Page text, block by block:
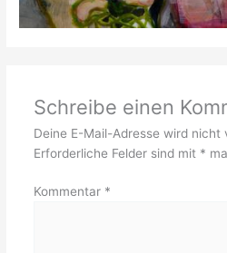
Schreibe einen
Deine E-Mail-Adresse wird
Erforderliche Felder sind mit *
Kommentar *